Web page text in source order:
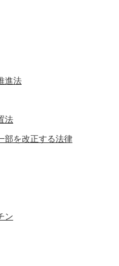
進法
法
部を改正する法律
ン